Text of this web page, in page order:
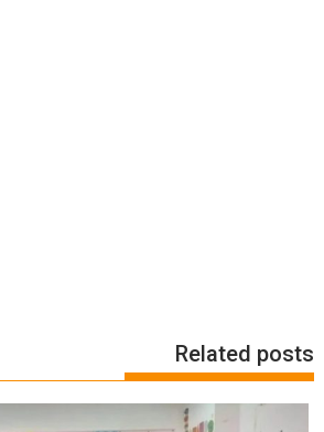
Related posts